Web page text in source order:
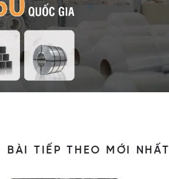
BÀI TIẾP THEO MỚI NHẤT